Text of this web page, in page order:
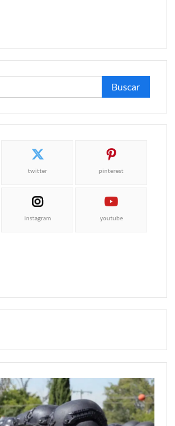
Buscar:
twitter pinterest
instagram youtube